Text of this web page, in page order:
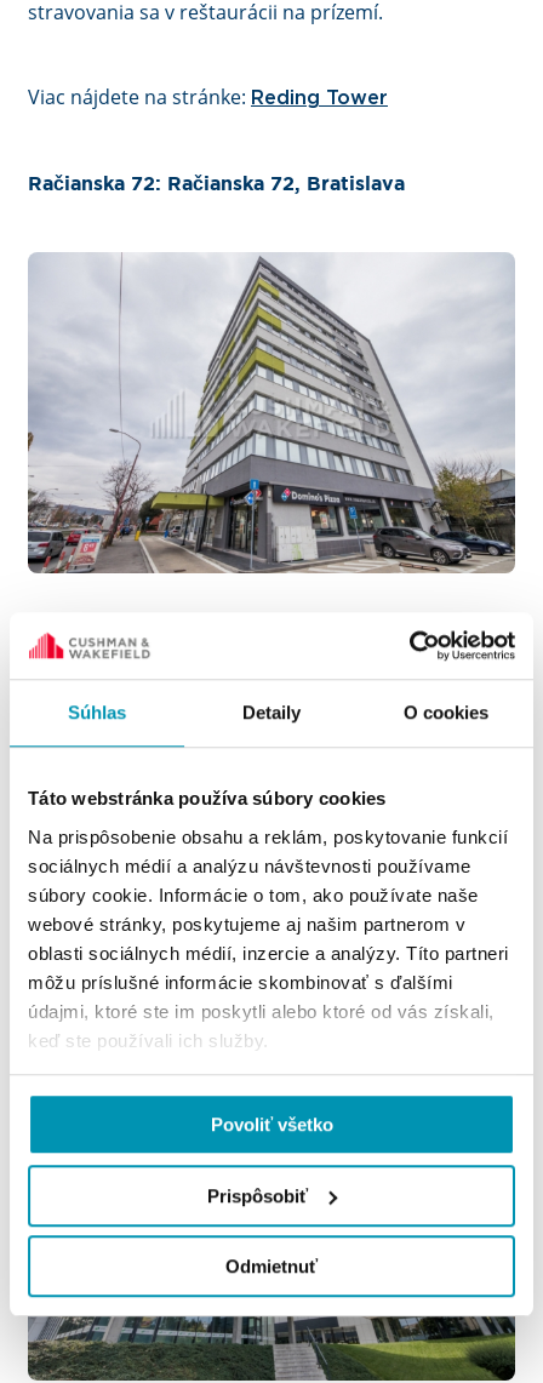
Súhlas Detaily O cookies
Táto webstránka používa súbory cookies
Na prispôsobenie obsahu a reklám, poskytovanie funkcií
sociálnych médií a analýzu návštevnosti používame
súbory cookie. Informácie o tom, ako používate naše
webové stránky, poskytujeme aj našim partnerom v
oblasti sociálnych médií, inzercie a analýzy. Títo partneri
môžu príslušné informácie skombinovať s ďalšími
údajmi, ktoré ste im poskytli alebo ktoré od vás získali,
keď ste používali ich služby.
Povoliť všetko
Prispôsobiť
Odmietnuť
stravovania sa v reštaurácii na prízemí.
Viac nájdete na stránke: Reding Tower
Račianska 72: Račianska 72, Bratislava
Zrekonštruovaný objekt
taktiež výbornú dostupnosť mestskou dopravou.
Budova je neustále strážená, takže sa nemusíte báť
Viac nájdete na stránke: Račianska 72
Westend Gate: Dúbravská cesta 14, Bratislava